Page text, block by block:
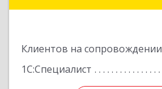
Клиентов на сопровождении
1С:Специалист